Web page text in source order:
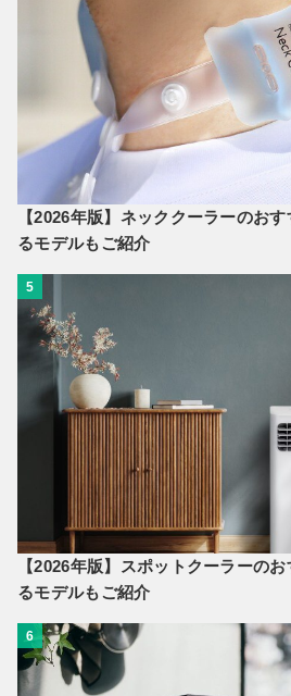
【2026年版】ネッククーラーのお
るモデルもご紹介
5
【2026年版】スポットクーラーの
るモデルもご紹介
6